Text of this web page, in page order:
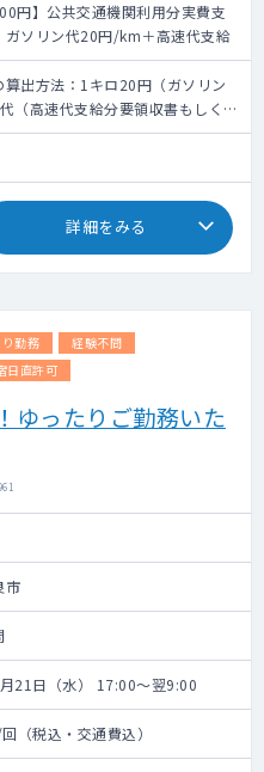
円】公共交通機関利用分実費支
ソリン代20円/km＋高速代支給
算出方法：1キロ20円（ガソリン
（高速代支給分要領収書もしくは
細）
詳細をみる
勤務
経験不問
日直許可
ゆったりご勤務いた
市
21日（水） 17:00～翌9:00
（税込・交通費込）